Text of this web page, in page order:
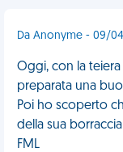
Da Anonyme - 09/
Oggi, con la
preparata una
Poi ho scoperto
della sua
FML